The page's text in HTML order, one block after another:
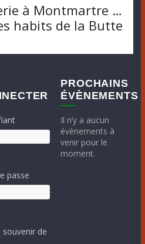
à Montmartre …
habits de la Butte
passe
souvenir de
PROCHAINS
ÉVÈNEMENTS
Il n’y a aucun
évènements à
venir pour le
moment.